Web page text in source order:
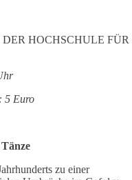
HOCHSCHULE FÜR
5 Euro
zu einer